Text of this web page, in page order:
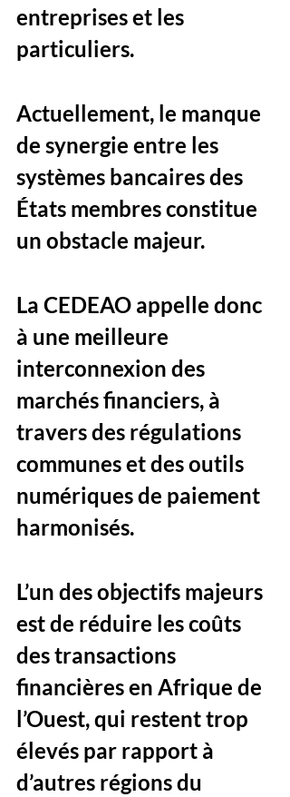
entreprises et les
particuliers.
Actuellement, le manque
de synergie entre les
systèmes bancaires des
États membres constitue
un obstacle majeur.
La CEDEAO appelle donc
à une meilleure
interconnexion des
marchés financiers, à
travers des régulations
communes et des outils
numériques de paiement
harmonisés.
L’un des objectifs majeurs
est de réduire les coûts
des transactions
financières en Afrique de
l’Ouest, qui restent trop
élevés par rapport à
d’autres régions du